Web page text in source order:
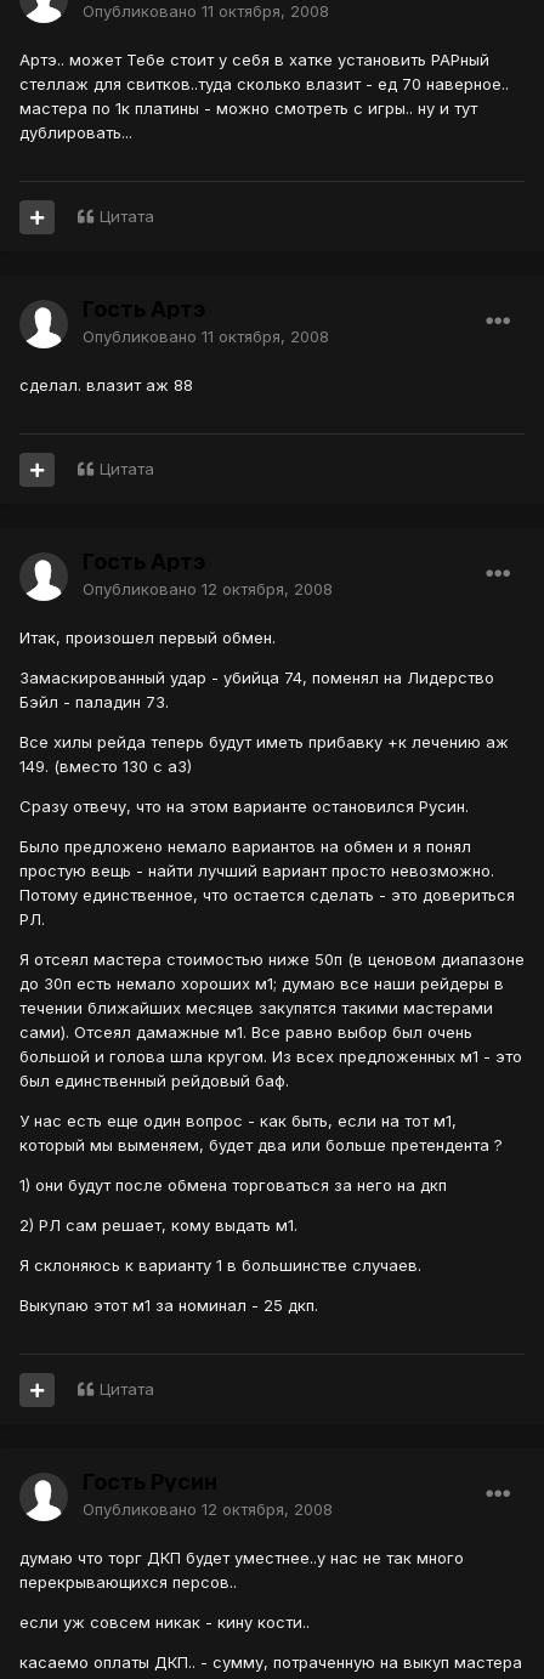
Опубликовано 11 октября, 2008
Артэ.. может Тебе стоит у себя в хатке установить РАРный
стеллаж для свитков..туда сколько влазит - ед 70 наверное..
мастера по 1к платины - можно смотреть с игры.. ну и тут
дублировать...
Цитата
Опубликовано 11 октября, 2008
сделал. влазит аж 88
Цитата
Опубликовано 12 октября, 2008
Итак, произошел первый обмен.
Замаскированный удар - убийца 74, поменял на Лидерство
Бэйл - паладин 73.
Все хилы рейда теперь будут иметь прибавку +к лечению аж
149. (вместо 130 с а3)
Сразу отвечу, что на этом варианте остановился Русин.
Было предложено немало вариантов на обмен и я понял
простую вещь - найти лучший вариант просто невозможно.
Потому единственное, что остается сделать - это довериться
РЛ.
Я отсеял мастера стоимостью ниже 50п (в ценовом диапазоне
до 30п есть немало хороших м1; думаю все наши рейдеры в
течении ближайших месяцев закупятся такими мастерами
сами). Отсеял дамажные м1. Все равно выбор был очень
большой и голова шла кругом. Из всех предложенных м1 - это
был единственный рейдовый баф.
У нас есть еще один вопрос - как быть, если на тот м1,
который мы выменяем, будет два или больше претендента ?
1) они будут после обмена торговаться за него на дкп
2) РЛ сам решает, кому выдать м1.
Я склоняюсь к варианту 1 в большинстве случаев.
Выкупаю этот м1 за номинал - 25 дкп.
Цитата
Опубликовано 12 октября, 2008
думаю что торг ДКП будет уместнее..у нас не так много
перекрывающихся персов..
если уж совсем никак - кину кости..
касаемо оплаты ДКП.. - сумму, потраченную на выкуп мастера